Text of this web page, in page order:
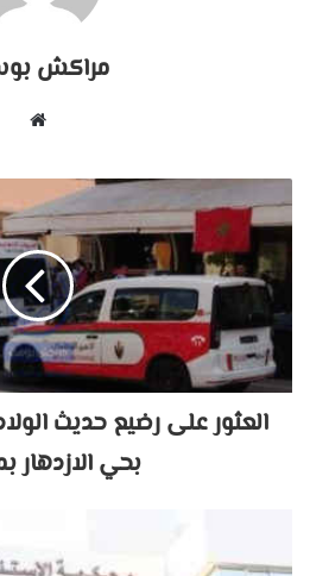
مراكش
العثور على رضيع حديث
بحي الازدهار